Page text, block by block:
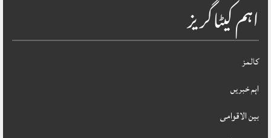
اہم کیٹاگریز
کالمز
اہم خبریں
بین الاقوامی